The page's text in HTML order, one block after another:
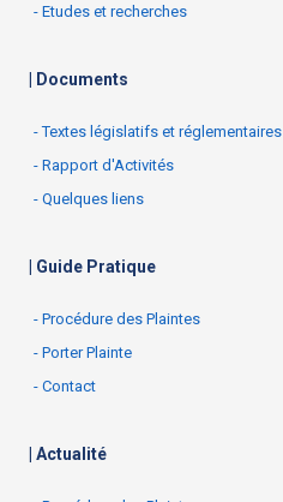
- Etudes et recherches
| Documents
- Textes législatifs et réglementaires
- Rapport d'Activités
- Quelques liens
| Guide Pratique
- Procédure des Plaintes
- Porter Plainte
- Contact
| Actualité